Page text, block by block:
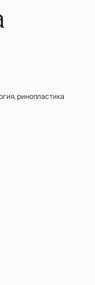
ринопластика